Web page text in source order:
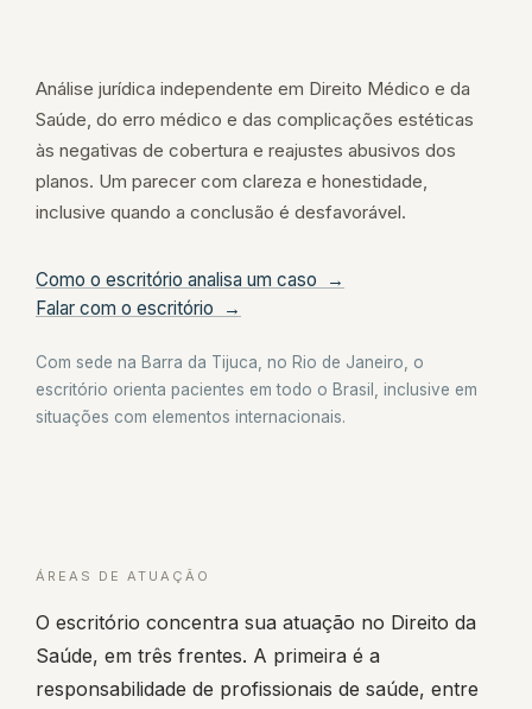
Análise jurídica independente em Direito Médico e da
Saúde, do erro médico e das complicações estéticas
às negativas de cobertura e reajustes abusivos dos
planos. Um parecer com clareza e honestidade,
inclusive quando a conclusão é desfavorável.
Como o escritório analisa um caso →
Falar com o escritório →
Com sede na Barra da Tijuca, no Rio de Janeiro, o
escritório orienta pacientes em todo o Brasil, inclusive em
situações com elementos internacionais.
ÁREAS DE ATUAÇÃO
O escritório concentra sua atuação no Direito da
Saúde, em três frentes. A primeira é a
responsabilidade de profissionais de saúde, entre